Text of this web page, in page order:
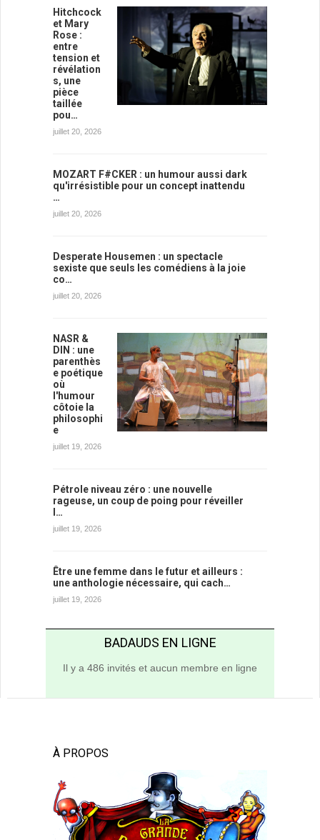
Hitchcock
et Mary
Rose :
entre
tension et
révélation
s, une
pièce
taillée
pou…
juillet 20, 2026
MOZART F#CKER : un humour aussi dark
qu'irrésistible pour un concept inattendu
…
juillet 20, 2026
Desperate Housemen : un spectacle
sexiste que seuls les comédiens à la joie
co…
juillet 20, 2026
NASR &
DIN : une
parenthès
e poétique
où
l'humour
côtoie la
philosophi
e
juillet 19, 2026
Pétrole niveau zéro : une nouvelle
rageuse, un coup de poing pour réveiller
l…
juillet 19, 2026
Être une femme dans le futur et ailleurs :
une anthologie nécessaire, qui cach…
juillet 19, 2026
BADAUDS EN LIGNE
Il y a 486 invités et aucun membre en ligne
À PROPOS